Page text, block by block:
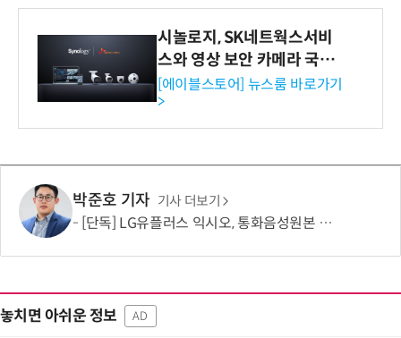
시놀로지, SK네트웍스서비
스와 영상 보안 카메라 국내
독점 판매 파트너십 체결
[에이블스토어] 뉴스룸 바로가기
>
박준호 기자 기사 더보기
[단독] LG유플러스 익시오, 통화음성원본 제한적 수집…보이스피싱 탐지 고도화 활용
놓치면 아쉬운 정보 AD